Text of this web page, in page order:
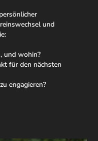
und
und wohin?
für den nächsten
engagieren?